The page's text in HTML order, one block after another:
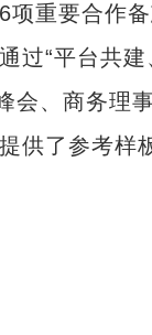
重要合作
过“平台共
会、商务
供了参考样